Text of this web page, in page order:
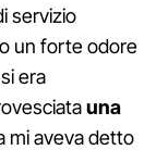
servizio
un forte odore
era
una
mi aveva detto